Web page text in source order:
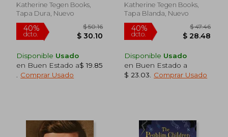
dcto. dcto.
Katherine Tegen Books,
Tapa Dura, Nuevo
Disponible Usado
en Buen Estado a$ 19.85
Comprar Usado
Katherine Tegen Books,
Tapa Blanda, Nuevo
Disponible Usado
en Buen Estado a
$ 23.03
Comprar Usado